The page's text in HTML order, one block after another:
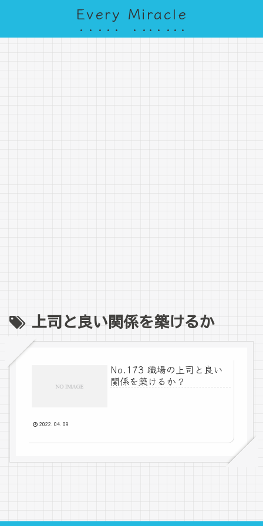
Every Miracle
上司と良い関係を築けるか
No.173 職場の上司と良い
関係を築けるか？
2022.04.09